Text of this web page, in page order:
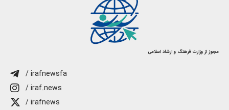
مجوز از وزارت فرهنگ و ارشاد اسلامی
/ irafnewsfa
/ iraf.news
/ irafnews